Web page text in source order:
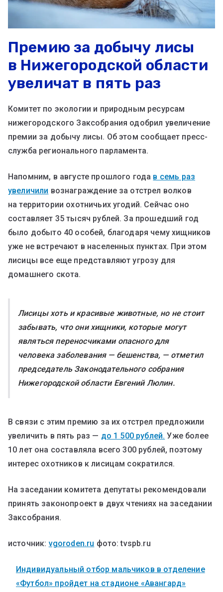
Премию за добычу лисы
в Нижегородской области
увеличат в пять раз
Комитет по экологии и природным ресурсам
нижегородского Заксобрания одобрил увеличение
премии за добычу лисы. Об этом сообщает пресс-
служба регионального парламента.
Напомним, в августе прошлого года в семь раз
увеличили вознаграждение за отстрел волков
на территории охотничьих угодий. Сейчас оно
составляет 35 тысяч рублей. За прошедший год
было добыто 40 особей, благодаря чему хищников
уже не встречают в населенных пунктах. При этом
лисицы все еще представляют угрозу для
домашнего скота.
Лисицы хоть и красивые животные, но не стоит
забывать, что они хищники, которые могут
являться переносчиками опасного для
человека заболевания — бешенства, — отметил
председатель Законодательного собрания
Нижегородской области Евгений Люлин.
В связи с этим премию за их отстрел предложили
увеличить в пять раз — до 1 500 рублей. Уже более
10 лет она составляла всего 300 рублей, поэтому
интерес охотников к лисицам сократился.
На заседании комитета депутаты рекомендовали
принять законопроект в двух чтениях на заседании
Заксобрания.
источник: vgoroden.ru фото: tvspb.ru
Индивидуальный отбор мальчиков в отделение
«Футбол» пройдет на стадионе «Авангард»